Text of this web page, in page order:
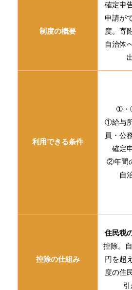
制度の概要
確定申
申請が
度。寄
自治体
利用できる条件
➀・
①給与
員・公
確定
②年間
自
控除の仕組み
住民税
控除。
円を超
度の住
引